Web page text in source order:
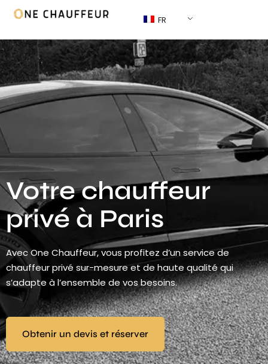
FR
Votre chauffeur
privé à Paris
Avec One Chauffeur, vous profitez d’un service de
chauffeur privé sur-mesure et de haute qualité qui
s’adapte à l’ensemble de vos besoins.
Obtenir un devis et réserver